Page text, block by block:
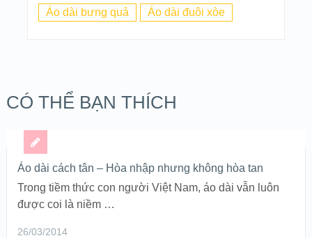
Áo dài bưng quả Áo dài đuôi xòe
CÓ THỂ BẠN THÍCH
Áo dài cách tân – Hòa nhập nhưng không hòa tan
Trong tiềm thức con người Việt Nam, áo dài vẫn luôn
được coi là niềm …
26/03/2014